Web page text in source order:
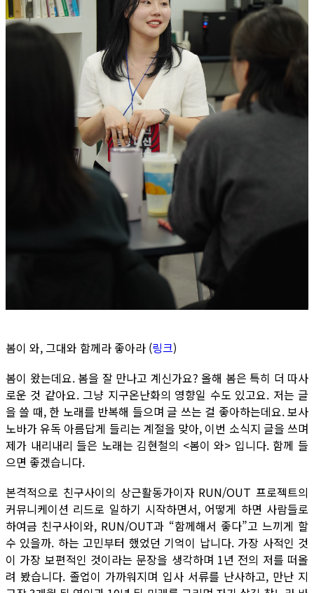
봄이 와, 그대와 함께라 좋아라 (링크)
봄이 왔는데요. 봄을 잘 만나고 계신가요? 올해 봄은 특히 더 따사
로운 것 같아요. 그냥 지구온난화의 영향일 수도 있고요. 저는 글
을 쓸 때, 한 노래를 반복해 들으며 글 쓰는 걸 좋아하는데요. 보사
노바가 유독 아름답게 들리는 계절을 맞아, 이번 소식지 글을 쓰며
제가 내리내리 들은 노래는 김현철의 <봄이 와> 입니다. 함께 들
으면 좋겠습니다.
본격적으로 친구사이의 상근활동가이자 RUN/OUT 프로젝트의
커뮤니케이션 리드로 일하기 시작하면서, 어떻게 하면 사람들로
하여금 친구사이와, RUN/OUT과 “함께해서 좋다”고 느끼게 할
수 있을까. 하는 고민부터 했었던 기억이 납니다. 가장 사적인 것
이 가장 보편적인 것이라는 문장을 생각하며 1년 전의 저를 떠올
려 봤습니다. 졸업이 가까워지며 입사 서류를 난사하고, 만난 지